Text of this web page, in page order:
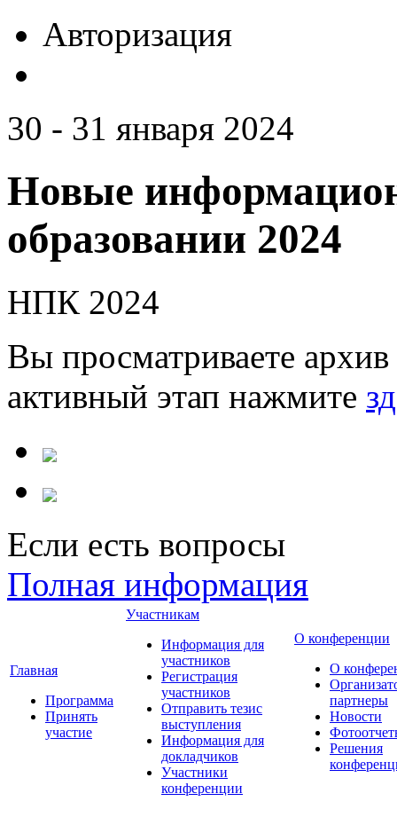
Авторизация
30 - 31 января 2024
Новые
образовании 2024
НПК 2024
Вы просматриваете
активный этап нажмите
Если есть вопросы
Полная информация
Главная
Программа
Принять
участие
Участникам
Информация для
участников
Регистрация
участников
Отправить тезис
выступления
Информация для
докладчиков
Участники
конференции
О конференции
О
партнеры
Новости
Решения